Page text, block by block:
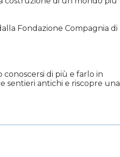
Fondazione Compagnia di
di più e farlo in
sentieri antichi e riscopre una